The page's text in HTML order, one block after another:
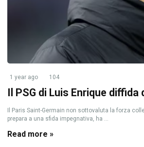
1 year ago 104
Il PSG di Luis Enrique diffida
Il Paris Saint-Germain non sottovaluta la forza
prepara a una sfida impegnativa, ha ...
Read more »